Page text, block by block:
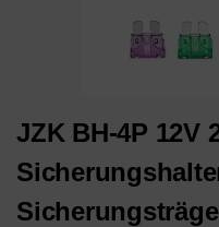
JZK BH-4P 12V